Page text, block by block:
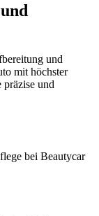
und
mit höchster
präzise und